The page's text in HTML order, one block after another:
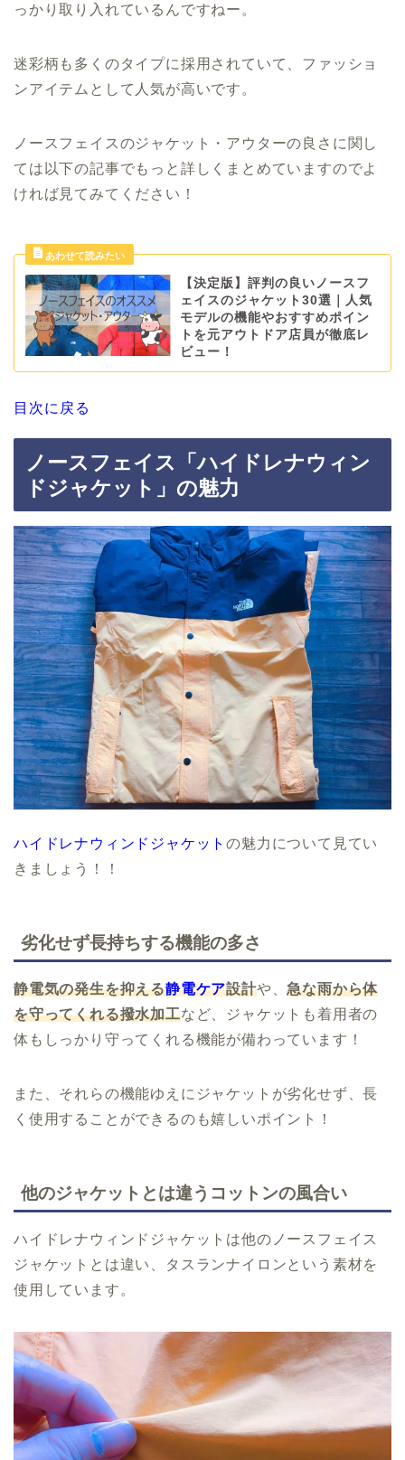
っかり取り入れているんですねー。
迷彩柄も多くのタイプに採用されていて、ファッショ
ンアイテムとして人気が高いです。
ノースフェイスのジャケット・アウターの良さに関し
ては以下の記事でもっと詳しくまとめていますのでよ
ければ見てみてください！
【決定版】評判の良いノースフ
ェイスのジャケット30選｜人気
モデルの機能やおすすめポイン
トを元アウトドア店員が徹底レ
ビュー！
目次に戻る
ノースフェイス「ハイドレナウィン
ドジャケット」の魅力
ハイドレナウィンドジャケットの魅力について見てい
きましょう！！
劣化せず長持ちする機能の多さ
静電気の発生を抑える静電ケア設計や、急な雨から体
を守ってくれる撥水加工など、ジャケットも着用者の
体もしっかり守ってくれる機能が備わっています！
また、それらの機能ゆえにジャケットが劣化せず、長
く使用することができるのも嬉しいポイント！
他のジャケットとは違うコットンの風合い
ハイドレナウィンドジャケットは他のノースフェイス
ジャケットとは違い、タスランナイロンという素材を
使用しています。